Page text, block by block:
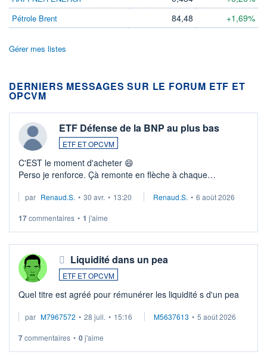
Pétrole Brent 84,48 +1,69%
Gérer mes listes
DERNIERS MESSAGES SUR LE FORUM ETF ET
OPCVM
ETF Défense de la BNP au plus bas
ETF ET OPCVM
C'EST le moment d'acheter 😄​
Perso je renforce. Çà remonte en flèche à chaque
Investissement long terme tip top pour sa retraite.
par Renaud.S. • 30 avr. • 13:20 Renaud.S. • 6 août 2026
17commentaires • 1 j'aime
Liquidité dans un pea
ETF ET OPCVM
Quel titre est agréé pour rémunérer les liquidité s d'un pea
par M7967572 • 28 juil. • 15:16 M5637613 • 5 août 2026
7commentaires • 0j'aime